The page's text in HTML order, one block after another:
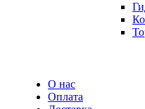
О нас
Оплата